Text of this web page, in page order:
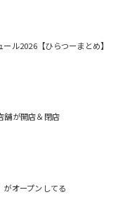
ル2026【ひらつーまとめ】
舗が開店＆閉店
オープンしてる